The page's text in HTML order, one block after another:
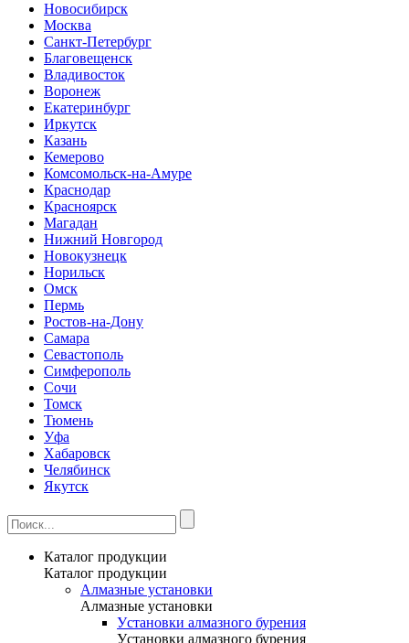
Новосибирск
Москва
Санкт-Петербург
Благовещенск
Владивосток
Воронеж
Екатеринбург
Иркутск
Казань
Кемерово
Комсомольск-на-Амуре
Краснодар
Красноярск
Магадан
Нижний Новгород
Новокузнецк
Норильск
Омск
Пермь
Ростов-на-Дону
Самара
Севастополь
Симферополь
Сочи
Томск
Тюмень
Уфа
Хабаровск
Челябинск
Якутск
Каталог продукции
Каталог продукции
Алмазные установки
Алмазные установки
Уcтановки алмазного бурения
Уcтановки алмазного бурения